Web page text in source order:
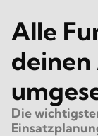
Alle
Die